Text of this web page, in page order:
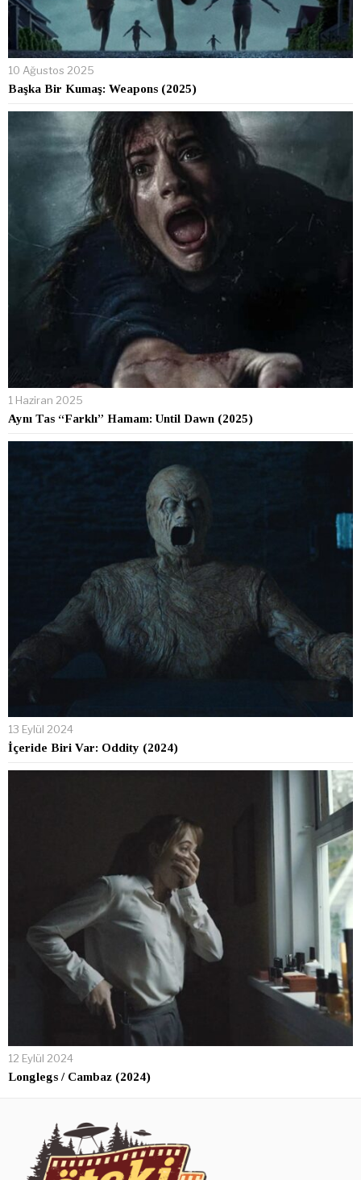
10 Ağustos 2025
Başka Bir Kumaş: Weapons (2025)
1 Haziran 2025
Aynı Tas “Farklı” Hamam: Until Dawn (2025)
13 Eylül 2024
İçeride Biri Var: Oddity (2024)
12 Eylül 2024
Longlegs / Cambaz (2024)